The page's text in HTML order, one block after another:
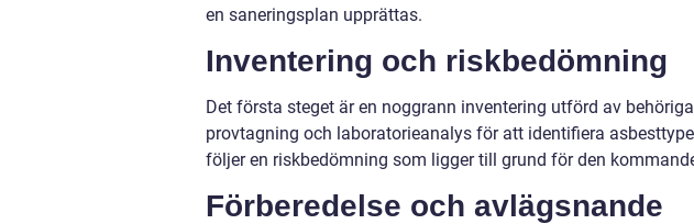
en saneringsplan upprättas.
Inventering och riskbedömning
Det första steget är en noggrann inventering utförd av
provtagning och laboratorieanalys för att identifiera
följer en riskbedömning som ligger till grund för den
Förberedelse och avlägsnande